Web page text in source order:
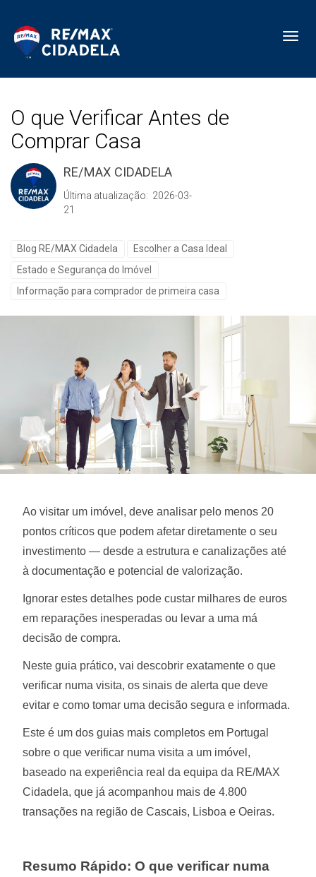
O que Verificar Antes de
Comprar Casa
RE/MAX CIDADELA
Última atualização: 2026-03-
21
Blog RE/MAX Cidadela
Escolher a Casa Ideal
Estado e Segurança do Imóvel
Informação para comprador de primeira casa
Ao visitar um imóvel, deve analisar pelo menos 20
pontos críticos que podem afetar diretamente o seu
investimento — desde a estrutura e canalizações até
à documentação e potencial de valorização.
Ignorar estes detalhes pode custar milhares de euros
em reparações inesperadas ou levar a uma má
decisão de compra.
Neste guia prático, vai descobrir exatamente o que
verificar numa visita, os sinais de alerta que deve
evitar e como tomar uma decisão segura e informada.
Este é um dos guias mais completos em Portugal
sobre o que verificar numa visita a um imóvel,
baseado na experiência real da equipa da RE/MAX
Cidadela, que já acompanhou mais de 4.800
transações na região de Cascais, Lisboa e Oeiras.
Resumo Rápido: O que verificar numa